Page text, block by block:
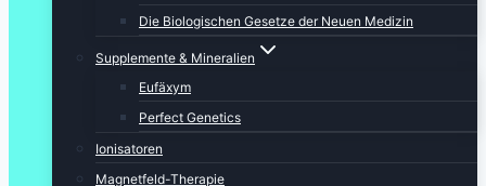
Die Biologischen Gesetze der Neuen Medizin
Supplemente & Mineralien
Eufäxym
Perfect Genetics
Ionisatoren
Magnetfeld-Therapie